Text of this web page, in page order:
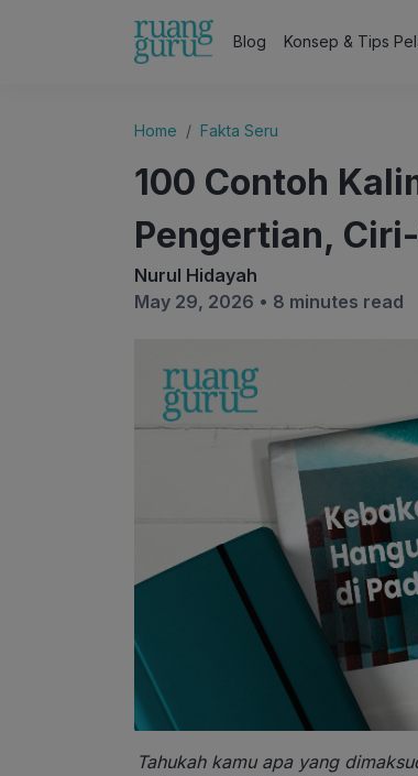
Blog Konsep & Tips
Home Fakta Seru
100 Contoh
Pengertian,
Nurul Hidayah
May 29, 2026 • 8 minutes read
Tahukah kamu apa yang